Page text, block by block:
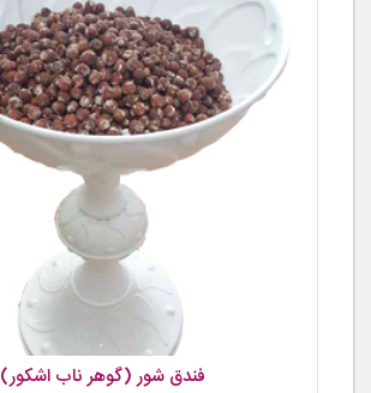
فندق شور (گوهر ناب اشکور)